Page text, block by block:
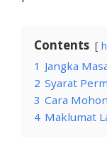
Contents
1 Jangka
2 Syarat
3 Cara
4 Maklumat